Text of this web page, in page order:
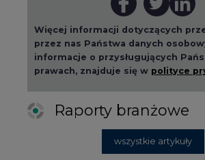
Więcej informacji dotyczących
przez nas Państwa danych
informacje o przysługujących
prawach, znajduje się w polityce
Raporty branżowe
wszystkie artykuły